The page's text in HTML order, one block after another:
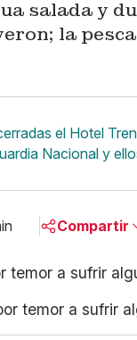
salada y
la
el Hotel
Nacional y
Compartir
Linkedin
temor a sufrir